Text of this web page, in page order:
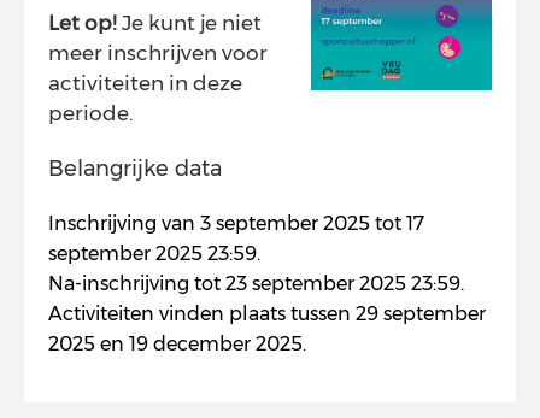
Let op! Je kunt je niet
meer inschrijven voor
activiteiten in deze
periode.
Belangrijke data
Inschrijving van 3 september 2025 tot 17
september 2025 23:59.
Na-inschrijving tot 23 september 2025 23:59.
Activiteiten vinden plaats tussen 29 september
2025 en 19 december 2025.